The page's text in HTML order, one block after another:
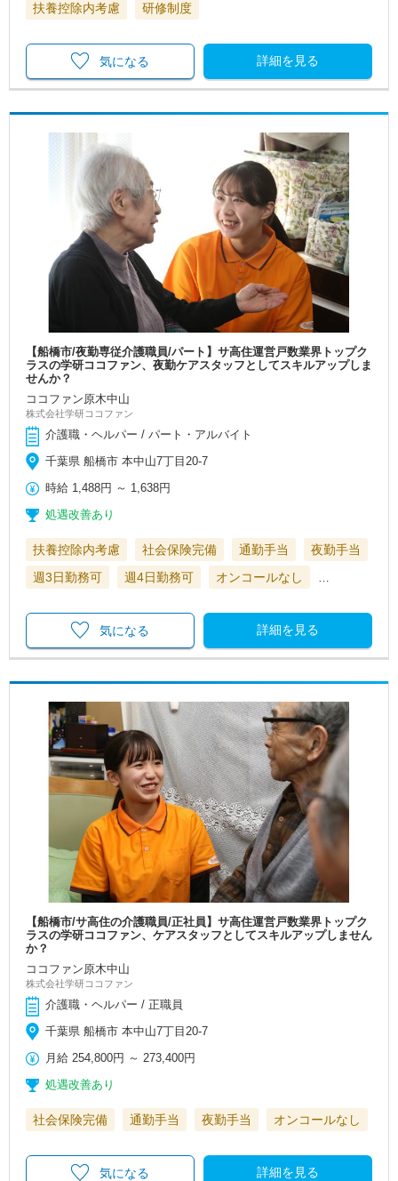
扶養控除内考慮 研修制度
詳細を見る
気になる
【船橋市/夜勤専従介護職員/パート】サ高住運営戸数業界トップク
ラスの学研ココファン、夜勤ケアスタッフとしてスキルアップしま
せんか？
ココファン原木中山
株式会社学研ココファン
介護職・ヘルパー / パート・アルバイト
千葉県 船橋市 本中山7丁目20-7
時給 1,488円 ～ 1,638円
処遇改善あり
扶養控除内考慮 社会保険完備 通勤手当
夜勤手当
週3日勤務可
週4日勤務可 オンコールなし …
詳細を見る
気になる
【船橋市/サ高住の介護職員/正社員】サ高住運営戸数業界トップク
ラスの学研ココファン、ケアスタッフとしてスキルアップしません
か？
ココファン原木中山
株式会社学研ココファン
介護職・ヘルパー / 正職員
千葉県 船橋市 本中山7丁目20-7
月給 254,800円 ～ 273,400円
処遇改善あり
社会保険完備 通勤手当 夜勤手当 オンコールなし
詳細を見る
気になる